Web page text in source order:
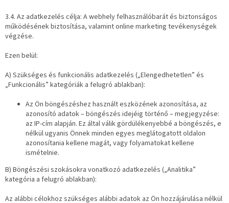
3.4. Az adatkezelés célja: A webhely felhasználóbarát és biztonságos
működésének biztosítása, valamint online marketing tevékenységek
végzése.
Ezen belül:
A) Szükséges és funkcionális adatkezelés („Elengedhetetlen” és
„Funkcionális” kategóriák a felugró ablakban):
Az Ön böngészéshez használt eszközének azonosítása, az
azonosító adatok – böngészés idejéig történő – megjegyzése:
az IP-cím alapján. Ez által válik gördülékenyebbé a böngészés, e
nélkül ugyanis Önnek minden egyes meglátogatott oldalon
azonosítania kellene magát, vagy folyamatokat kellene
ismételnie.
B) Böngészési szokásokra vonatkozó adatkezelés („Analitika”
kategória a felugró ablakban):
Az alábbi célokhoz szükséges alábbi adatok az Ön hozzájárulása nélkül